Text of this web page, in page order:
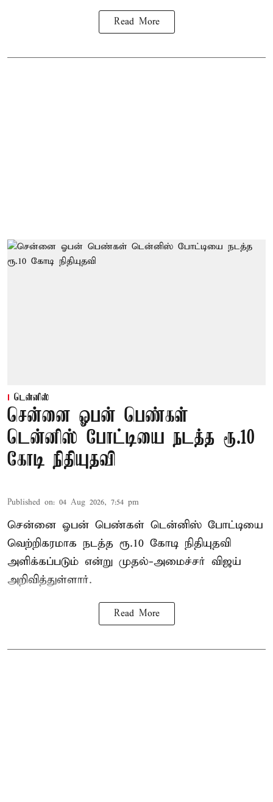
Read More
டென்னிஸ்
சென்னை ஓபன் பெண்கள்
டென்னிஸ் போட்டியை நடத்த ரூ.10
கோடி நிதியுதவி
Published on: 04 Aug 2026, 7:54 pm
சென்னை ஓபன் பெண்கள் டென்னிஸ் போட்டியை
வெற்றிகரமாக நடத்த ரூ.10 கோடி நிதியுதவி
அளிக்கப்படும் என்று முதல்-அமைச்சர் விஜய்
அறிவித்துள்ளார்.
Read More